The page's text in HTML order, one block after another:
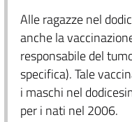
Alle ragazze nel
anche la
responsabile del
specifica). Tale
i maschi nel
per i nati nel 2006.